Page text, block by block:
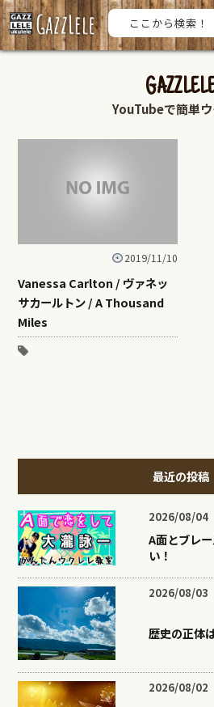
YouTubeで簡単
2019/11/10
Vanessa Carlton / ヴァネッ
サカールトン / A Thousand
Miles
最近の投稿
2026/08/04
A面とブレ
い！
2026/08/03
歴史の正体
2026/08/02